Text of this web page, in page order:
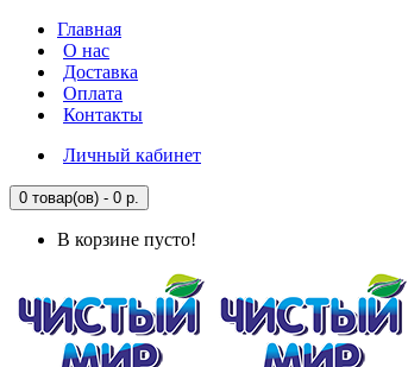
Главная
О нас
Доставка
Оплата
Контакты
Личный кабинет
0 товар(ов) - 0 р.
В корзине пусто!